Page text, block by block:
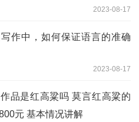
2023-08-17
作中，如何保证语言的准确
2023-08-17
品是红高粱吗 莫言红高粱的
元 基本情况讲解